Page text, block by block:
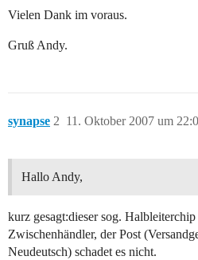
Vielen Dank im voraus.
Gruß Andy.
synapse 11. Oktober 2007 um
2
Hallo Andy,
kurz gesagt:dieser sog.
Zwischenhändler, der Post
Neudeutsch) schadet es nicht.